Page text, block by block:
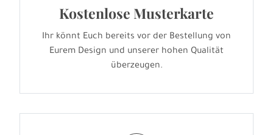
Kostenlose Musterkarte
Ihr könnt Euch bereits vor der Bestellung von
Eurem Design und unserer hohen Qualität
überzeugen.